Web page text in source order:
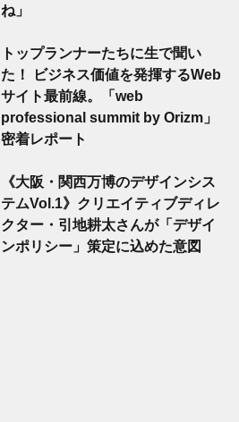
ね」
トップランナーたちに生で聞い
た！ ビジネス価値を発揮するWeb
サイト最前線。「web
professional summit by Orizm」
密着レポート
《大阪・関西万博のデザインシス
テムVol.1》クリエイティブディレ
クター・引地耕太さんが「デザイ
ンポリシー」策定に込めた意図